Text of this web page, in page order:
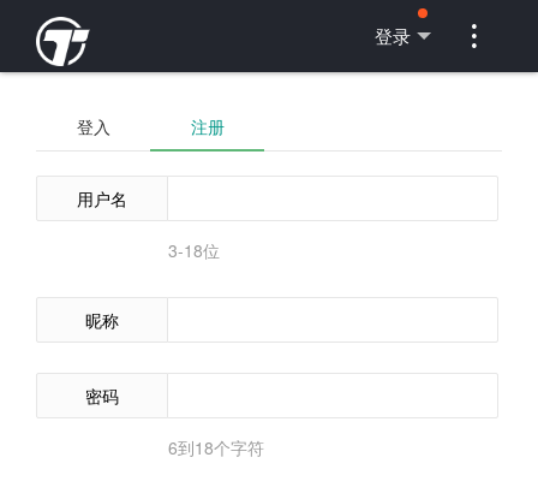
登录 
登入 注册
用户名
3-18位
昵称
密码
6到18个字符